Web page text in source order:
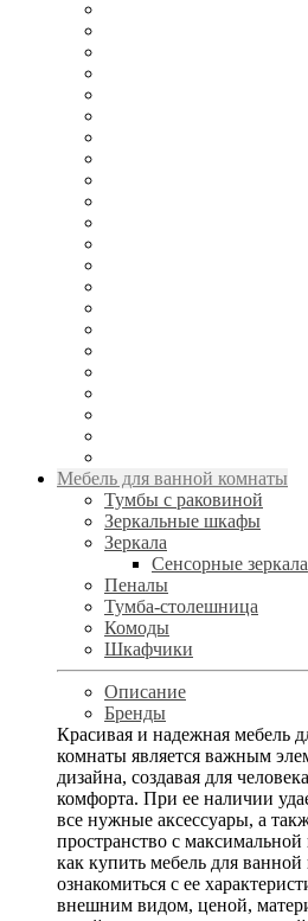
Мебель для ванной комнаты
Тумбы с раковиной
Зеркальные шкафы
Зеркала
Сенсорные зеркала
Пеналы
Тумба-столешница
Комоды
Шкафчики
Описание
Бренды
Красивая и надежная мебель
комнаты является важным
дизайна, создавая для
комфорта. При ее наличии
все нужные аксессуары, а
пространство с
как купить мебель для
ознакомиться с ее
внешним видом, ценой,